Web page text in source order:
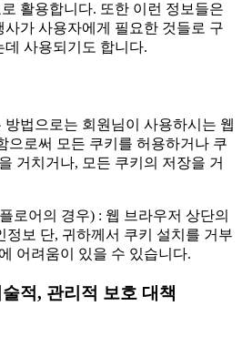
활용합니다. 또한 이런 정보들은
사가 사용자에게 필요한 것들로 구
데 사용되기도 합니다.
법으로는 회원님이 사용하시는 웹
으로써 모든 쿠키를 허용하거나 쿠
거치거나, 모든 쿠키의 저장을 거
로어의 경우) : 웹 브라우저 상단의
정보 단, 귀하께서 쿠키 설치를 거부
어려움이 있을 수 있습니다.
적, 관리적 보호 대책